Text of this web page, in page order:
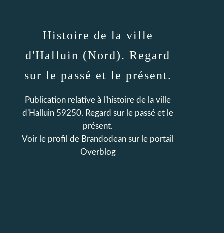
Histoire de la ville
d'Halluin (Nord). Regard
sur le passé et le présent.
Publication relative à l'histoire de la ville
d'Halluin 59250. Regard sur le passé et le
présent.
Voir le profil de Brandodean sur le portail
Overblog